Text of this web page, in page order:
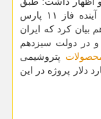
برآوردهای صورت گرفته ظرف دو تا سه ماه آینده فاز ۱۱ پارس
بیان کرد که ایران
و در دولت سیزدهم
پتروشیمی
است. سال جاری هم ۱۵میلیارد دلار پروژه در این